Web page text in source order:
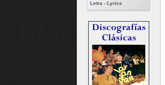
Letra - Lyrics